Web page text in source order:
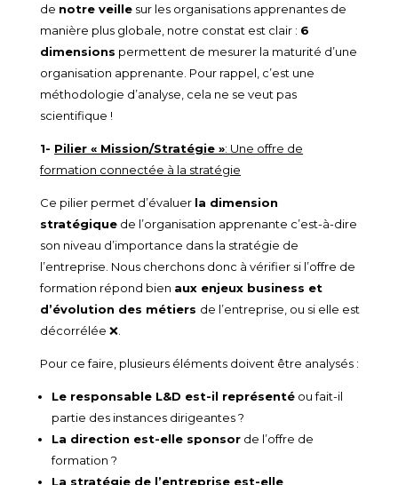
de notre veille sur les organisations apprenantes de
manière plus globale, notre constat est clair : 6
dimensions permettent de mesurer la maturité d’une
organisation apprenante. Pour rappel, c’est une
méthodologie d’analyse, cela ne se veut pas
scientifique !
1- Pilier « Mission/Stratégie »: Une offre de
formation connectée à la stratégie
Ce pilier permet d’évaluer la dimension
stratégique de l’organisation apprenante c’est-à-dire
son niveau d’importance dans la stratégie de
l’entreprise. Nous cherchons donc à vérifier si l’offre de
formation répond bien aux enjeux business et
d’évolution des métiers de l’entreprise, ou si elle est
décorrélée ❌.
Pour ce faire, plusieurs éléments doivent être analysés :
Le responsable L&D est-il représenté ou fait-il
partie des instances dirigeantes ?
La direction est-elle sponsor de l’offre de
formation ?
La stratégie de l’entreprise est-elle